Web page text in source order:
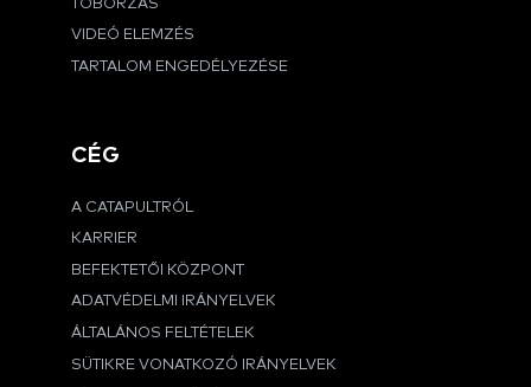
TOBORZÁS
VIDEÓ ELEMZÉS
TARTALOM ENGEDÉLYEZÉSE
CÉG
A CATAPULTRÓL
KARRIER
BEFEKTETŐI KÖZPONT
ADATVÉDELMI IRÁNYELVEK
ÁLTALÁNOS FELTÉTELEK
SÜTIKRE VONATKOZÓ IRÁNYELVEK